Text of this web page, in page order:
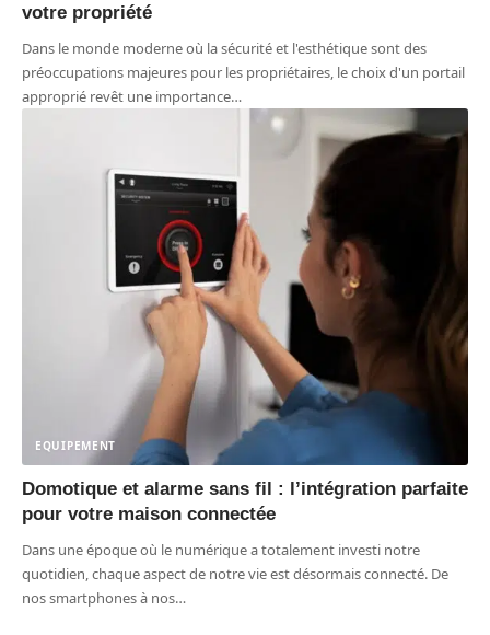
votre propriété
Dans le monde moderne où la sécurité et l'esthétique sont des
préoccupations majeures pour les propriétaires, le choix d'un portail
approprié revêt une importance…
EQUIPEMENT
Domotique et alarme sans fil : l’intégration parfaite
pour votre maison connectée
Dans une époque où le numérique a totalement investi notre
quotidien, chaque aspect de notre vie est désormais connecté. De
nos smartphones à nos…